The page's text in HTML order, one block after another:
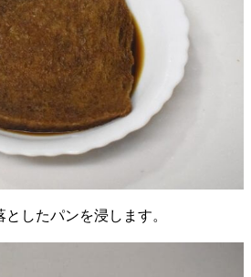
したパンを浸します。